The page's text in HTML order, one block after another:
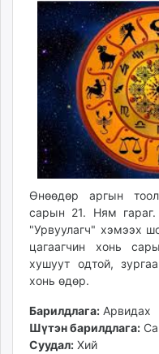
ikon.mn
mnb.mn
Livetv.mn
Eguur.mn
24tsag.mn
shuud.mn
eagle.mn
ergelt.mn
zarig.mn
today.mn
zuv.mn
mminfo.mn
ugluu.mn
urlag.mn
asu.mn
shudarga.mn
Өнөөдөр аргын
сарын 21. Ням
"Урвуулагч" хэмээх
цагаагчин хонь
хушуут одтой,
хонь өдөр.
Барилдлага: Арвидах
Шүтэн барилдлага:
Суудал: Хий